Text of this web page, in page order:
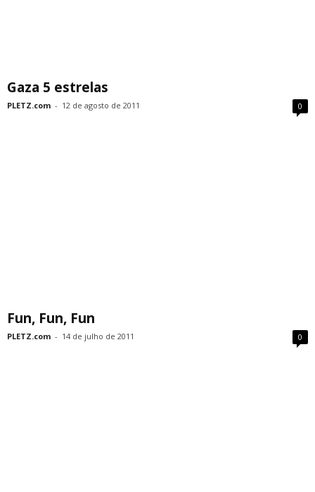
Gaza 5 estrelas
PLETZ.com - 12 de agosto de 2011 0
Fun, Fun, Fun
PLETZ.com - 14 de julho de 2011 0